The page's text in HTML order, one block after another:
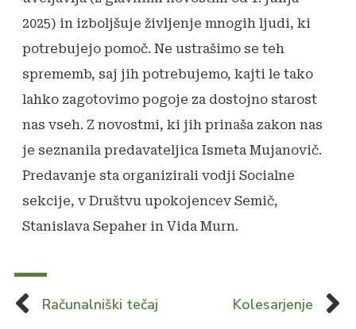
2025) in izboljšuje življenje mnogih ljudi, ki
potrebujejo pomoč. Ne ustrašimo se teh
sprememb, saj jih potrebujemo, kajti le tako
lahko zagotovimo pogoje za dostojno starost
nas vseh. Z novostmi, ki jih prinaša zakon nas
je seznanila predavateljica Ismeta Mujanovič.
Predavanje sta organizirali vodji Socialne
sekcije, v Društvu upokojencev Semič,
Stanislava Sepaher in Vida Murn.
Računalniški tečaj Kolesarjenje